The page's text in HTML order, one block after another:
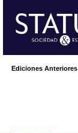
Ediciones Anteriores